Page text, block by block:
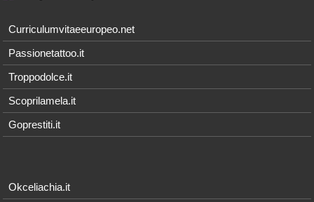
Curriculumvitaeeuropeo.net
Passionetattoo.it
Troppodolce.it
Scoprilamela.it
Goprestiti.it
Okceliachia.it